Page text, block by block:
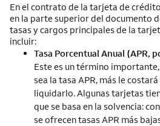
En el contrato de la tarjeta de
en la parte superior del documento
tasas y cargos principales de la
incluir:
Tasa Porcentual Anual (APR,
Este es un término
sea la tasa APR, más le
liquidarlo. Algunas tarjetas
que se basa en la solvencia:
se ofrecen tasas APR más